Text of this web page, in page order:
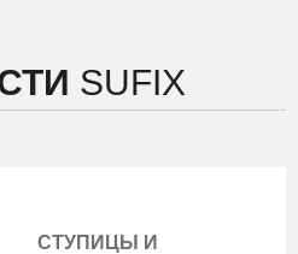
STELLOXSUFIX
СТУПИЦЫ И